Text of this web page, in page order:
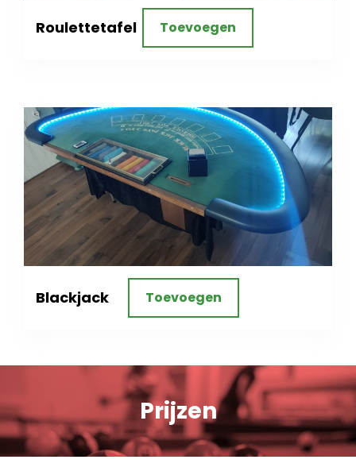
Roulettetafel Toevoegen
Blackjack Toevoegen
Prijzen